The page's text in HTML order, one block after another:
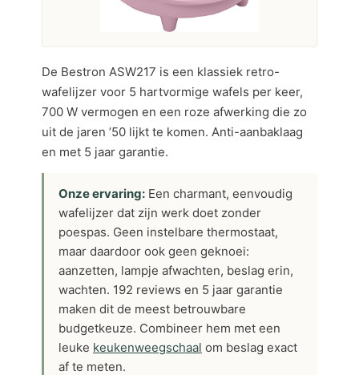
De Bestron ASW217 is een klassiek retro-
wafelijzer voor 5 hartvormige wafels per keer,
700 W vermogen en een roze afwerking die zo
uit de jaren ’50 lijkt te komen. Anti-aanbaklaag
en met 5 jaar garantie.
Onze ervaring: Een charmant, eenvoudig
wafelijzer dat zijn werk doet zonder
poespas. Geen instelbare thermostaat,
maar daardoor ook geen geknoei:
aanzetten, lampje afwachten, beslag erin,
wachten. 192 reviews en 5 jaar garantie
maken dit de meest betrouwbare
budgetkeuze. Combineer hem met een
leuke keukenweegschaal om beslag exact
af te meten.